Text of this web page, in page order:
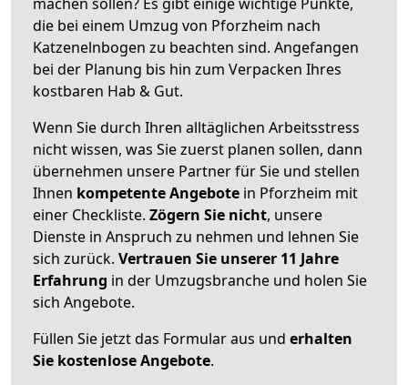
die bei einem Umzug von Pforzheim nach
Katzenelnbogen zu beachten sind. Angefangen
bei der Planung bis hin zum Verpacken Ihres
kostbaren Hab & Gut.
Wenn Sie durch Ihren alltäglichen Arbeitsstress
nicht wissen, was Sie zuerst planen sollen, dann
übernehmen unsere Partner für Sie und stellen
Ihnen kompetente Angebote in Pforzheim mit
einer Checkliste. Zögern Sie nicht, unsere
Dienste in Anspruch zu nehmen und lehnen Sie
sich zurück. Vertrauen Sie unserer 11 Jahre
Erfahrung in der Umzugsbranche und holen Sie
sich Angebote.
Füllen Sie jetzt das Formular aus und erhalten
Sie kostenlose Angebote.